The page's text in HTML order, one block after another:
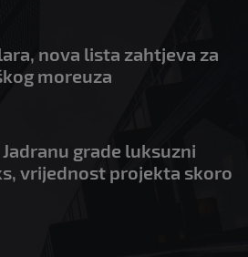
nova lista zahtjeva za
moreuza
grade luksuzni
vrijednost projekta skoro